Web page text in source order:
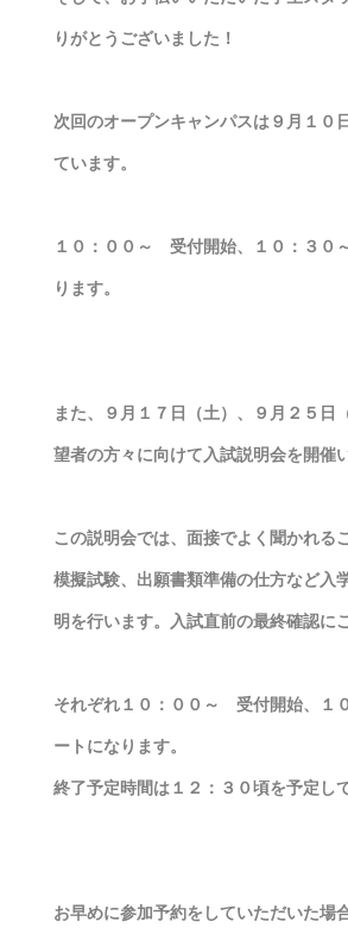
りがとうございました！
次回のオープンキャンパスは９月１０
ています。
１０：００～ 受付開始、１０：３０
ります。
また、９月１７日（土）、９月２５日
望者の方々に向けて入試説明会を開催
この説明会では、面接でよく聞かれる
模擬試験、出願書類準備の仕方など入
明を行います。入試直前の最終確認に
それぞれ１０：００～ 受付開始、１
ートになります。
終了予定時間は１２：３０頃を予定し
お早めに参加予約をしていただいた場